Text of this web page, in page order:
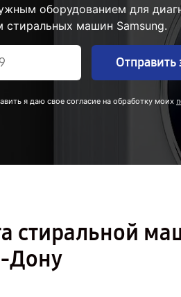
оборудованием для
стиральных машин Samsung.
Отправить
я даю свое согласие на обработку моих
стиральной
Дону